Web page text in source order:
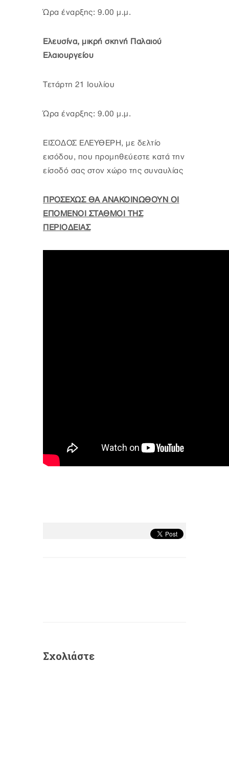
Ώρα έναρξης: 9.00 μ.μ.
Ελευσίνα, μικρή σκηνή Παλαιού
Ελαιουργείου
Τετάρτη 21 Ιουλίου
Ώρα έναρξης: 9.00 μ.μ.
ΕΙΣΟΔΟΣ ΕΛΕΥΘΕΡΗ, με δελτίο
εισόδου, που προμηθεύεστε κατά την
είσοδό σας στον χώρο της συναυλίας
ΠΡΟΣΕΧΩΣ ΘΑ ΑΝΑΚΟΙΝΩΘΟΥΝ ΟΙ
ΕΠΟΜΕΝΟΙ ΣΤΑΘΜΟΙ ΤΗΣ
ΠΕΡΙΟΔΕΙΑΣ
Σχολιάστε